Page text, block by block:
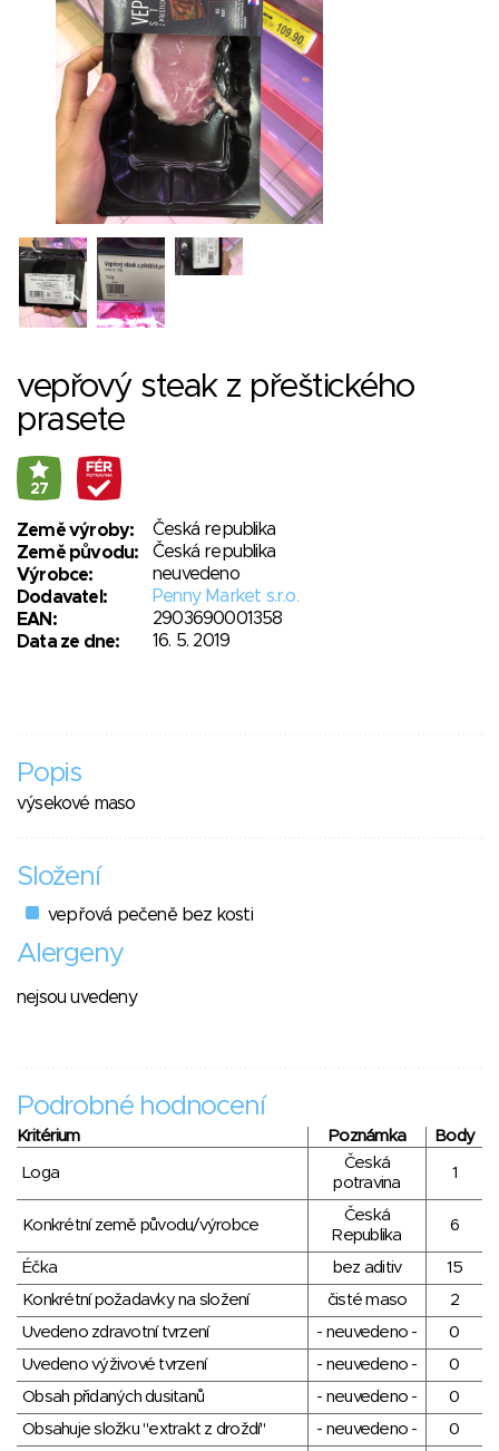
vepřový steak z přeštického
prasete
27
Země výroby:
Česká republika
Země původu:
Česká republika
Výrobce:
neuvedeno
Dodavatel:
Penny Market s.r.o.
EAN:
2903690001358
Data ze dne:
16. 5. 2019
Popis
výsekové maso
Složení
vepřová pečeně bez kosti
Alergeny
nejsou uvedeny
Podrobné hodnocení
Kritérium Poznámka Body
Loga
Česká
potravina
1
Konkrétní země původu/výrobce
Česká
Republika
6
Éčka bez aditiv
15
Konkrétní požadavky na složení
čisté maso
2
Uvedeno zdravotní tvrzení
- neuvedeno -
0
Uvedeno výživové tvrzení
- neuvedeno -
0
Obsah přidaných dusitanů
- neuvedeno -
0
Obsahuje složku "extrakt z droždí"
- neuvedeno -
0